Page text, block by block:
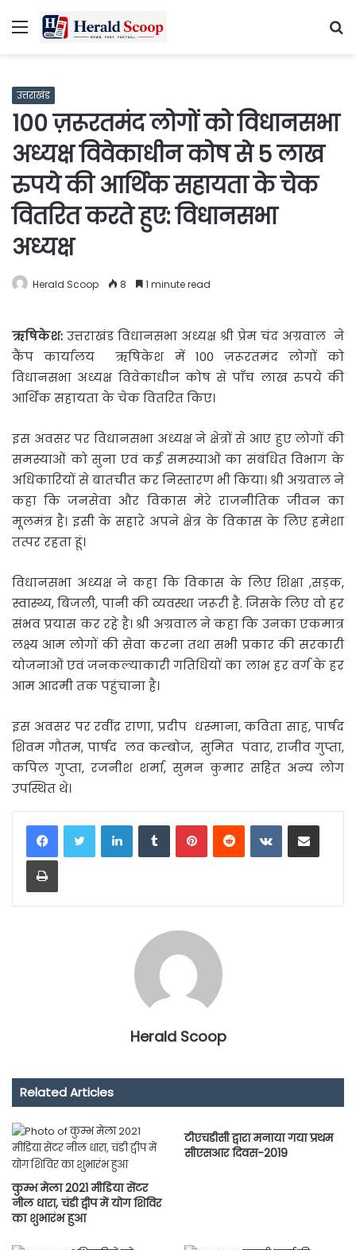
Menu
उत्तराखंड
100 ज़रूरतमंद लोगों को विधानसभा
अध्यक्ष विवेकाधीन कोष से 5 लाख
रुपये की आर्थिक सहायता के चेक
वितरित करते हुए: विधानसभा
अध्यक्ष
Herald Scoop 8 1 minute read
ऋषिकेश: उत्तराखंड विधानसभा अध्यक्ष श्री प्रेम चंद अग्रवाल ने
कैंप कार्यालय ऋषिकेश में 100 ज़रूरतमंद लोगों को
विधानसभा अध्यक्ष विवेकाधीन कोष से पाँच लाख रुपये की
आर्थिक सहायता के चेक वितरित किए।
इस अवसर पर विधानसभा अध्यक्ष ने क्षेत्रों से आए हुए लोगों की
समस्याओं को सुना एवं कई समस्याओं का संबंधित विभाग के
अधिकारियों से बातचीत कर निस्तारण भी किया। श्री अग्रवाल ने
कहा कि जनसेवा और विकास मेरे राजनीतिक जीवन का
मूलमंत्र है। इसी के सहारे अपने क्षेत्र के विकास के लिए हमेशा
तत्पर रहता हूं।
विधानसभा अध्यक्ष ने कहा कि विकास के लिए शिक्षा ,सड़क,
स्वास्थ्य, बिजली, पानी की व्यवस्था जरूरी है. जिसके लिए वो हर
संभव प्रयास कर रहे है। श्री अग्रवाल ने कहा कि उनका एकमात्र
लक्ष्य आम लोगों की सेवा करना तथा सभी प्रकार की सरकारी
योजनाओं एवं जनकल्याकारी गतिधियों का लाभ हर वर्ग के हर
आम आदमी तक पहुंचाना है।
इस अवसर पर रवींद्र राणा, प्रदीप धस्माना, कविता साह, पार्षद
शिवम गौतम, पार्षद लव कम्बोज, सुमित पंवार, राजीव गुप्ता,
कपिल गुप्ता, रजनीश शर्मा, सुमन कुमार सहित अन्य लोग
उपस्थित थे।
LinkedInTumblrPinterestReddit VKontakteShare via Email
Print
Herald Scoop
Related Articles
कुम्भ मेला 2021 मीडिया सेंटर
नील धारा, चंडी द्वीप में योग शिविर
का शुभारंभ हुआ
टीएचडीसी द्वारा मनाया गया प्रथम
सीएसआर दिवस-2019